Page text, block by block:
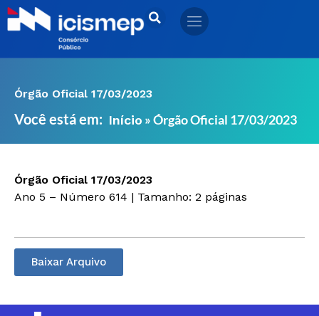
Ir
para
Órgão Oficial 17/03/2023
Você está em: Início »Órgão Oficial 17/03/2023
Órgão Oficial 17/03/2023
Ano 5 – Número 614 | Tamanho: 2 páginas
Baixar Arquivo